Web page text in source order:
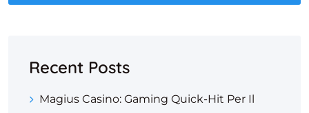
Recent Posts
Magius Casino: Gaming Quick‑Hit Per Il